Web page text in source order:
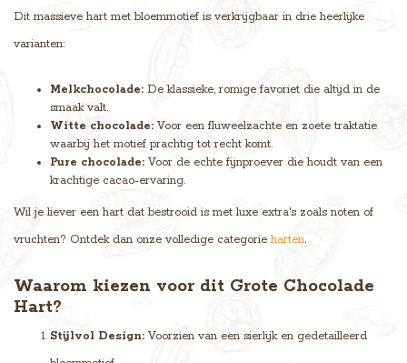
Dit massieve hart met bloemmotief is verkrijgbaar in drie heerlijke
varianten:
Melkchocolade: De klassieke, romige favoriet die altijd in de
smaak valt.
Witte chocolade: Voor een fluweelzachte en zoete traktatie
waarbij het motief prachtig tot recht komt.
Pure chocolade: Voor de echte fijnproever die houdt van een
krachtige cacao-ervaring.
Wil je liever een hart dat bestrooid is met luxe extra's zoals noten of
vruchten? Ontdek dan onze volledige categorie harten.
Waarom kiezen voor dit Grote Chocolade
Hart?
Stijlvol Design: Voorzien van een sierlijk en gedetailleerd